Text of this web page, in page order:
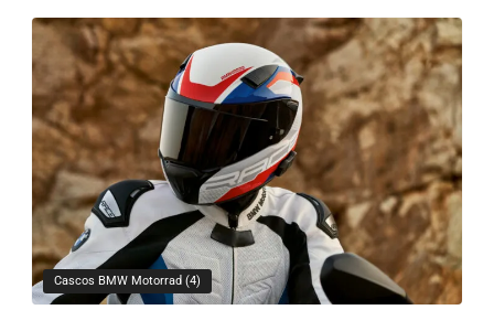
Cascos BMW Motorrad (4)